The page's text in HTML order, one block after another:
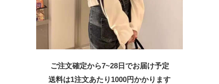
ご注文確定から7~28日でお届け予定
送料は1注文あたり 1000円かかります